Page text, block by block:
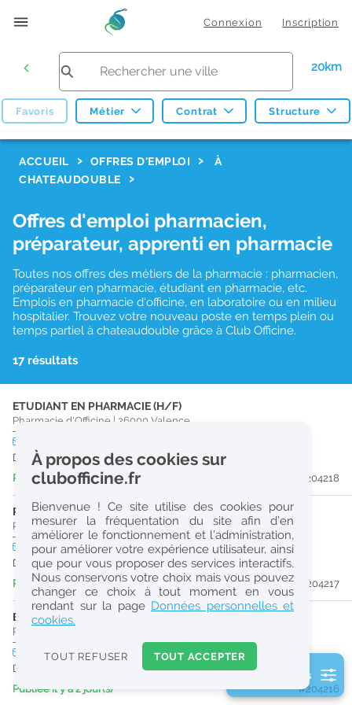
Connexion Inscription
20km
Favoris Métier Contrat Structure
Réinitialiser
2
0
k
Consulter les offres de la France d'outre-mer
ACCUEIL OFFRES D'EMPLOI
À
CHATEAUDOUBLE
Offres d'emploi pharmacien,
préparateur, apprenti en pharmacie
Toutes nos offres des métiers de la pharmacie : pharmacien,
préparateur en pharmacie, étudiant en pharmacie, etc.
Emplois en pharmacie d'officine, en laboratoire ou en milieu
hospitalier. Trouvez votre nouveau poste en temps plein ou
temps partiel à chateaudouble grâce à Club Officine.
17 résultats
ETUDIANT EN PHARMACIE (H/F)
Pharmacie d'Officine | 26000 Valence
Dès que possible
Publiée il y a 2 jour(s)
#204218
PRÉPARATEUR EN PHARMACIE (H/F)
Pharmacie d'Officine|26000Valence
CDI temps plein
Dès que possible
Publiée il y a 2 jour(s)
#204217
ETUDIANT EN PHARMACIE (H/F)
Pharmacie d'Officine
CDItemps plein
Dès que possible
Publiée il y a 2 jour(s)
#204216
2 filtre(s) actifs
À propos des cookies sur
clubofficine.fr
Bienvenue ! Ce site utilise des cookies pour
mesurer la fréquentation du site afin d’en
améliorer le fonctionnement et l’administration,
pour améliorer votre expérience utilisateur, ainsi
que pour vous proposer des services interactifs.
Nous conservons votre choix mais vous pouvez
changer ce choix à tout moment en vous
rendant sur la page Données personnelles et
cookies.
TOUT REFUSER TOUT ACCEPTER